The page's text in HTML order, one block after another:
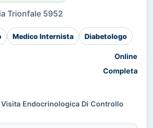
Trionfale 5952
Medico Internista Diabetologo
Online
Completa
Endocrinologica Di Controllo